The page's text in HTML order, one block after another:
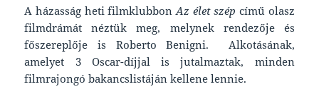
A házasság heti filmklubbonAz élet szép című olasz
filmdrámát néztük meg, melynek rendezője és
főszereplője is Roberto Benigni. Alkotásának,
amelyet 3 Oscar-díjjal is jutalmaztak, minden
filmrajongó bakancslistáján kellene lennie.